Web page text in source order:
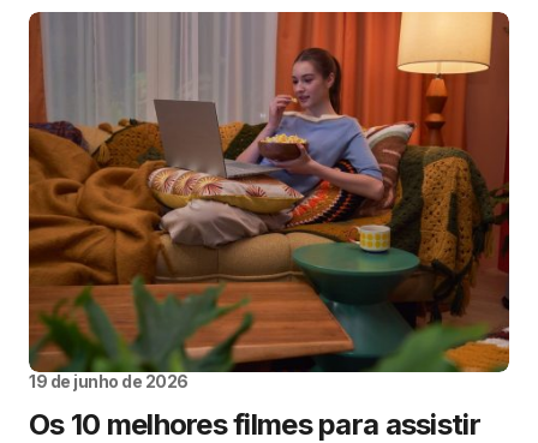
19 de junho de 2026
Os 10 melhores filmes para assistir